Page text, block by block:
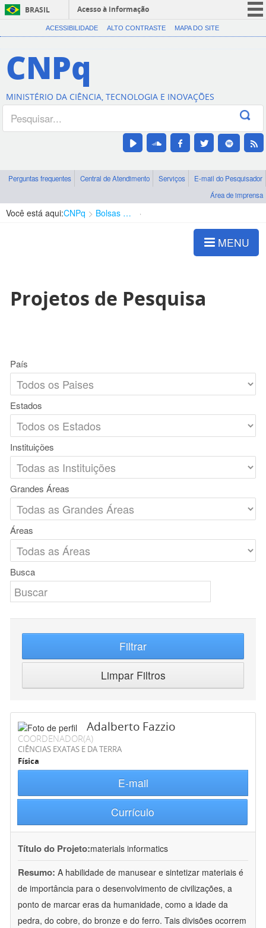
BRASIL
Acesso à informação
CORONAVÍRUS (COVID-19)
Canais
ACESSIBILIDADE ALTO CONTRASTE MAPA DO SITE
CNPq
MINISTÉRIO DA CIÊNCIA, TECNOLOGIA E INOVAÇÕES
Perguntas frequentes Central de Atendimento Serviços
E-mail do Pesquisador
Área de imprensa
Você está aqui:CNPq Bolsas e Auxílios Vigentes
MENU
Projetos de Pesquisa
País
Estados
Instituições
Grandes Áreas
Áreas
Busca
Filtrar
Limpar Filtros
Adalberto Fazzio
COORDENADOR(A)
CIÊNCIAS EXATAS E DA TERRA
Física
E-mail
Currículo
Título do Projeto:materials informatics
Resumo: A habilidade de manusear e sintetizar materiais é
de importância para o desenvolvimento de civilizações, a
ponto de marcar eras da humanidade, como a idade da
pedra, do cobre, do bronze e do ferro. Tais divisões ocorrem